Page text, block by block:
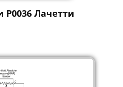
Р0036 Лачетти